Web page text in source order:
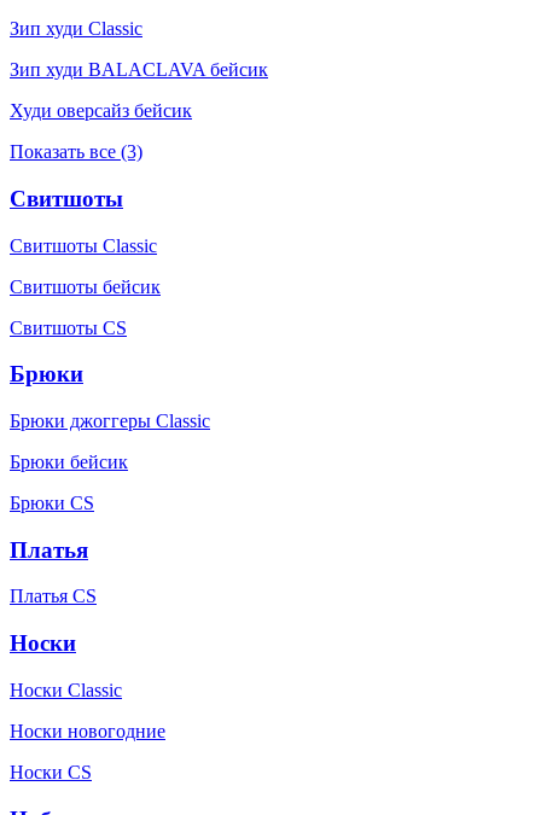
Зип худи Classic
Зип худи BALACLAVA бейсик
Худи оверсайз бейсик
Показать все (3)
Свитшоты
Свитшоты Classic
Свитшоты бейсик
Свитшоты CS
Брюки
Брюки джоггеры Classic
Брюки бейсик
Брюки CS
Платья
Платья CS
Носки
Носки Classic
Носки новогодние
Носки CS